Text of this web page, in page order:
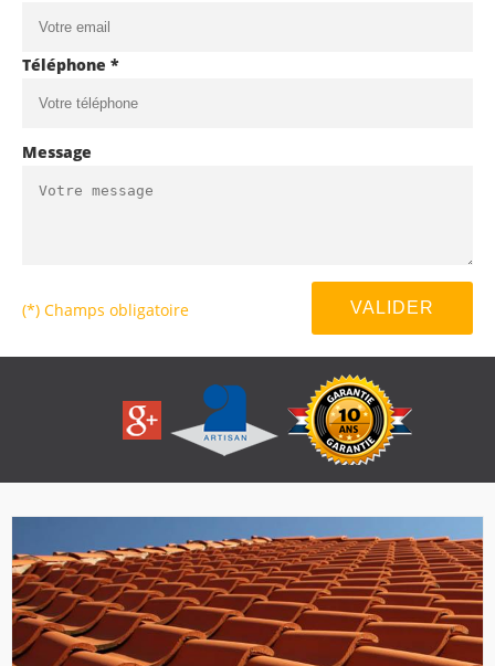
Téléphone *
Message
(*) Champs obligatoire